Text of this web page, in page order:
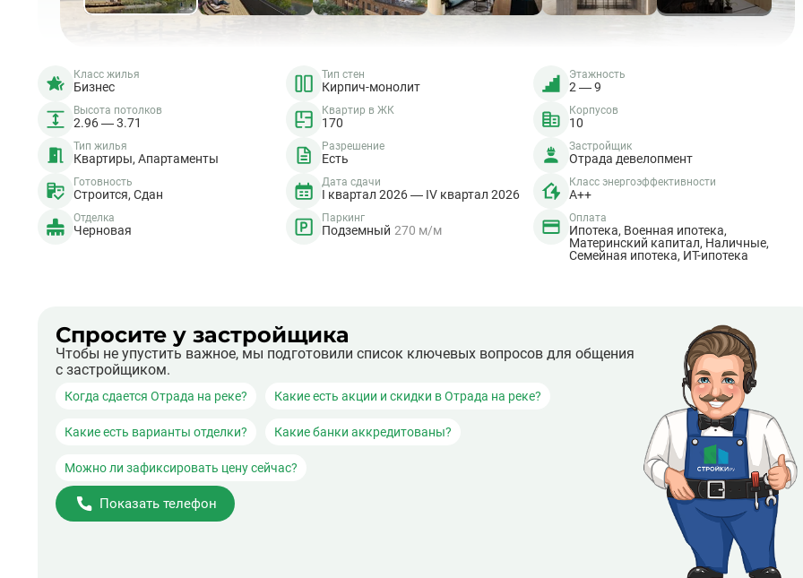
Класс жилья
Бизнес
Тип стен
Кирпич-монолит
Этажность
2 — 9
Высота потолков
2.96 — 3.71
Квартир в ЖК
170
Корпусов
10
Тип жилья
Квартиры, Апартаменты
Разрешение
Есть
Застройщик
Отрада девелопмент
Готовность
Строится, Сдан
Дата сдачи
I квартал 2026 — IV квартал 2026
Класс энергоэффективности
A++
Отделка
Черновая
Паркинг
Подземный 270 м/м
Оплата
Ипотека, Военная ипотека,
Материнский капитал, Наличные,
Семейная ипотека, ИТ-ипотека
Спросите у застройщика
Чтобы не упустить важное, мы подготовили список ключевых вопросов для общения
с застройщиком.
Когда сдается Отрада на реке? Какие есть акции и скидки в Отрада на реке?
Какие есть варианты отделки? Какие банки аккредитованы?
Можно ли зафиксировать цену сейчас?
Показать телефон